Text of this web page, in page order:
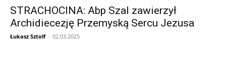
STRACHOCINA: Abp Szal zawierzył
Archidiecezję Przemyską Sercu Jezusa
Łukasz Sztolf - 02.03.2025